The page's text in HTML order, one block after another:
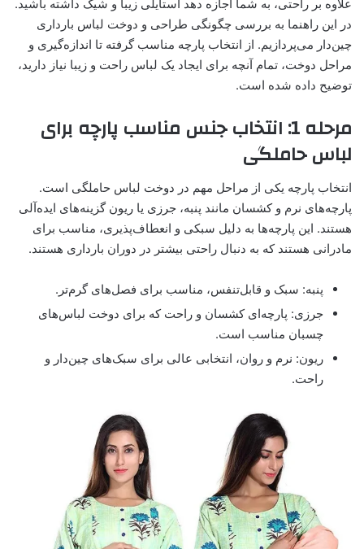
علاوه بر راحتی، به شما اجازه دهد استایلی زیبا و شیک داشته باشید.
در این راهنما به بررسی چگونگی طراحی و دوخت لباس بارداری
چین‌دار می‌پردازیم. از انتخاب پارچه مناسب گرفته تا اندازه‌گیری و
مراحل دوخت، تمام آنچه برای ایجاد یک لباس راحت و زیبا نیاز دارید،
توضیح داده شده است.
مرحله 1: انتخاب جنس مناسب پارچه برای
لباس حاملگی
انتخاب پارچه یکی از مراحل مهم در دوخت لباس حاملگی است.
پارچه‌های نرم و کشسان مانند پنبه، جرزی یا ریون گزینه‌های ایده‌آلی
هستند. این پارچه‌ها به دلیل سبکی و انعطاف‌پذیری، مناسب برای
مادرانی هستند که به دنبال راحتی بیشتر در دوران بارداری هستند.
پنبه: سبک و قابل‌تنفس، مناسب برای فصل‌های گرم‌تر.
جرزی: پارچه‌ای کشسان و راحت که برای دوخت لباس‌های
چسبان مناسب است.
ریون: نرم و روان، انتخابی عالی برای سبک‌های چین‌دار و
راحت.